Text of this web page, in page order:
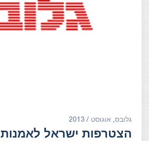
גלובס, אוגוסט / 2013
הצטרפות ישראל לאמנות